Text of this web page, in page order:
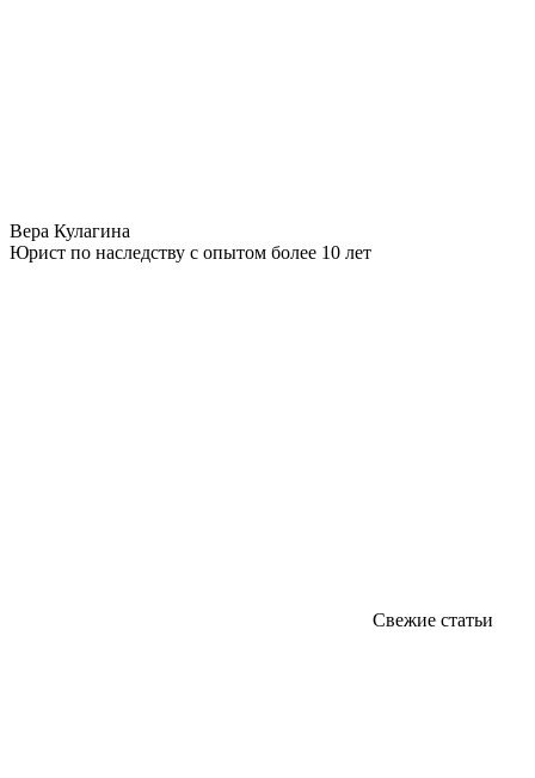
Вера Кулагина
Юрист по наследству с опытом более 10 лет
Свежие статьи